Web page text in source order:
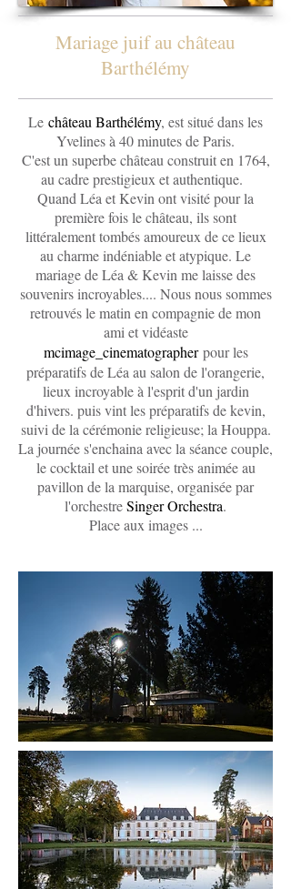
Mariage juif au château
Barthélémy
Le château Barthélémy, est situé dans les
Yvelines à 40 minutes de Paris.
C'est un superbe château construit en 1764,
au cadre prestigieux et authentique.
Quand Léa et Kevin ont visité pour la
première fois le château, ils sont
littéralement tombés amoureux de ce lieux
au charme indéniable et atypique. Le
mariage de Léa & Kevin me laisse des
souvenirs incroyables.... Nous nous sommes
retrouvés le matin en compagnie de mon
ami et vidéaste
mcimage_cinematographer pour les
préparatifs de Léa au salon de l'orangerie,
lieux incroyable à l'esprit d'un jardin
d'hivers. puis vint les préparatifs de kevin,
suivi de la cérémonie religieuse; la Houppa.
La journée s'enchaina avec la séance couple,
le cocktail et une soirée très animée au
pavillon de la marquise, organisée par
l'orchestreSinger Orchestra.
Place aux images ...